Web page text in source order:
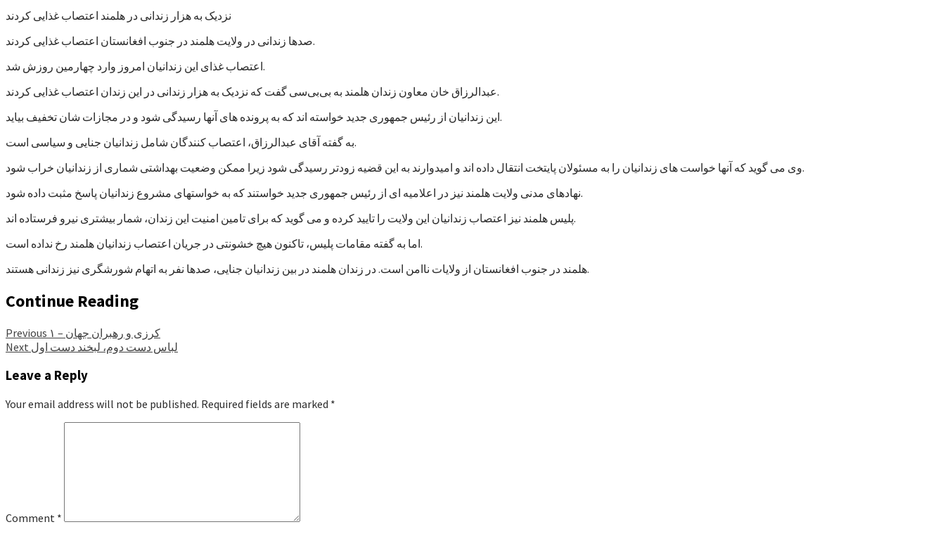
نزدیک به هزار زندانی در هلمند اعتصاب غذایی کردند
صدها زندانی در ولایت هلمند در جنوب افغانستان اعتصاب غذایی کردند.
اعتصاب غذای این زندانیان امروز وارد چهارمین روزش شد.
عبدالرزاق خان معاون زندان هلمند به بی‌بی‌سی گفت که نزدیک به هزار زندانی در این زندان اعتصاب غذایی کردند.
این زندانیان از رئیس جمهوری جدید خواسته اند که به پرونده های آنها رسیدگی شود و در مجازات شان تخفیف بیاید.
به گفته آقای عبدالرزاق، اعتصاب کنندگان شامل زندانیان جنایی و سیاسی است.
وی می گوید که آنها خواست های زندانیان را به مسئولان پایتخت انتقال داده اند و امیدوارند به این قضیه زودتر رسیدگی شود زیرا ممکن وضعیت بهداشتی شماری از زندانیان خراب شود.
نهادهای مدنی ولایت هلمند نیز در اعلامیه ای از رئیس جمهوری جدید خواستند که به خواستهای مشروع زندانیان پاسخ مثبت داده شود.
پلیس هلمند نیز اعتصاب زندانیان این ولایت را تایید کرده و می گوید که برای تامین امنیت این زندان، شمار بیشتری نیرو فرستاده اند.
اما به گفته مقامات پلیس، تاکنون هیچ خشونتی در جریان اعتصاب زندانیان هلمند رخ نداده است.
هلمند در جنوب افغانستان از ولایات ناامن است. در زندان هلمند در بین زندانیان جنایی، صدها نفر به اتهام شورشگری نیز زندانی هستند.
Continue Reading
Previous
کرزی و رهبران جهان – ۱
Next لباس دست دوم، لبخند دست اول
Leave a Reply
Your email address will not be published. Required fields are marked *
Comment *